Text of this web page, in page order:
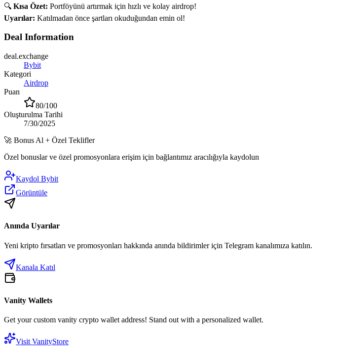
🔍 Kısa Özet: Portföyünü artırmak için hızlı ve kolay airdrop!
Uyarılar: Katılmadan önce şartları okuduğundan emin ol!
Deal Information
deal.exchange
Bybit
Kategori
Airdrop
Puan
80/100
Oluşturulma Tarihi
7/30/2025
🚀 Bonus Al + Özel Teklifler
Özel bonuslar ve özel promosyonlara erişim için bağlantımız aracılığıyla kaydolun
Kaydol Bybit
Görüntüle
Anında Uyarılar
Yeni kripto fırsatları ve promosyonları hakkında anında bildirimler için Telegram kanalımıza katılın.
Kanala Katıl
Vanity Wallets
Get your custom vanity crypto wallet address! Stand out with a personalized wallet.
Visit VanityStore